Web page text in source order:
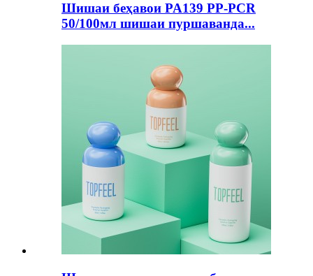
Шишаи беҳавои PA139 PP-PCR
50/100мл шишаи пуршаванда...